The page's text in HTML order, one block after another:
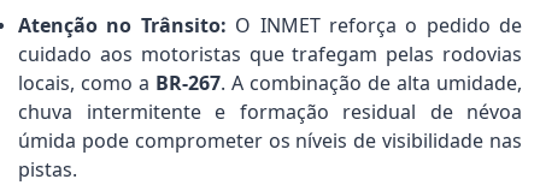
Atenção no Trânsito: O INMET reforça o pedido de
cuidado aos motoristas que trafegam pelas rodovias
locais, como a BR-267. A combinação de alta umidade,
chuva intermitente e formação residual de névoa
úmida pode comprometer os níveis de visibilidade nas
pistas.